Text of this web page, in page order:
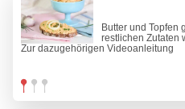
Butter und Topfen
restlichen Zutaten
Zur dazugehörigen Videoanleitung